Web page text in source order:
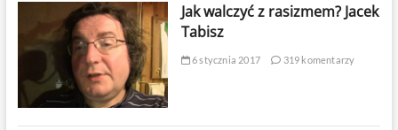
Jak walczyć z rasizmem? Jacek
Tabisz
6 stycznia 2017 319 komentarzy